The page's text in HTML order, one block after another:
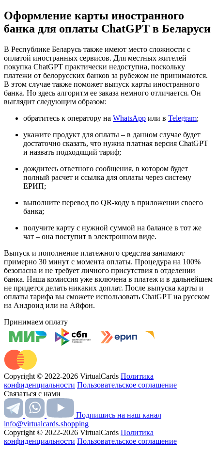
Оформление карты иностранного
банка для оплаты ChatGPT в Беларуси
В Республике Беларусь также имеют место сложности с
оплатой иностранных сервисов. Для местных жителей
покупка ChatGPT практически недоступна, поскольку
платежи от белорусских банков за рубежом не принимаются.
В этом случае также поможет выпуск карты иностранного
банка. Но здесь алгоритм ее заказа немного отличается. Он
выглядит следующим образом:
обратитесь к оператору на WhatsApp или в Telegram;
укажите продукт для оплаты – в данном случае будет
достаточно сказать, что нужна платная версия ChatGPT
и назвать подходящий тариф;
дождитесь ответного сообщения, в котором будет
полный расчет и ссылка для оплаты через систему
ЕРИП;
выполните перевод по QR-коду в приложении своего
банка;
получите карту с нужной суммой на балансе в тот же
чат – она поступит в электронном виде.
Выпуск и пополнение платежного средства занимают
примерно 30 минут с момента оплаты. Процедура на 100%
безопасна и не требует личного присутствия в отделении
банка. Наша комиссия уже включена в платеж и в дальнейшем
не придется делать никаких доплат. После выпуска карты и
оплаты тарифа вы сможете использовать ChatGPT на русском
на Андроид или на Айфон.
Принимаем оплату
Copyright © 2022-2026 VirtualCards Политика
конфиденциальности Пользовательское соглашение
Связаться с нами
Подпишись на наш канал
info@virtualcards.shopping
Copyright © 2022-2026 VirtualCards Политика
конфиденциальности Пользовательское соглашение